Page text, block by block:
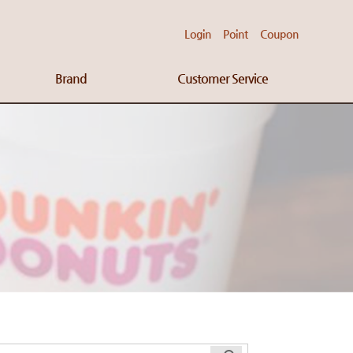
Login Point Coupon
Brand Customer Service